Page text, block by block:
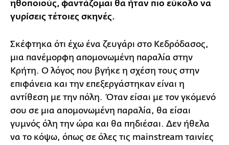
ηθοποιούς, φαντάζομαι θα ήταν πιο εύκολο να
γυρίσεις τέτοιες σκηνές.
Σκέφτηκα ότι έχω ένα ζευγάρι στο Κεδρόδασος,
μια πανέμορφη απομονωμένη παραλία στην
Κρήτη. Ο λόγος που βγήκε η σχέση τους στην
επιφάνεια και την επεξεργάστηκαν είναι η
αντίθεση με την πόλη. Όταν είσαι με τον γκόμενό
σου σε μια απομονωμένη παραλία, θα είσαι
γυμνός όλη την ώρα και θα πηδιέσαι. Δεν ήθελα
να το κόψω, όπως σε όλες τις mainstream ταινίες